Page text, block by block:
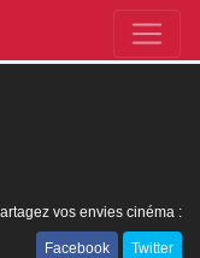
vos envies cinéma :
Facebook Twitter